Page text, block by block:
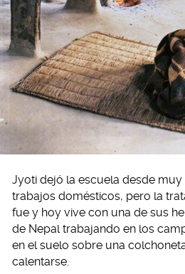
Jyoti dejó la escuela desde
trabajos domésticos, pero la
fue y hoy vive con una de sus
de Nepal trabajando en los
en el suelo sobre una
calentarse.